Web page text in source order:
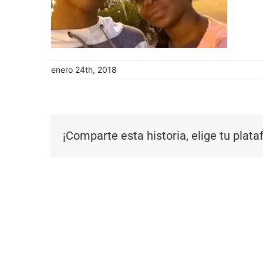
enero 24th, 2018
¡Comparte esta historia, elige tu